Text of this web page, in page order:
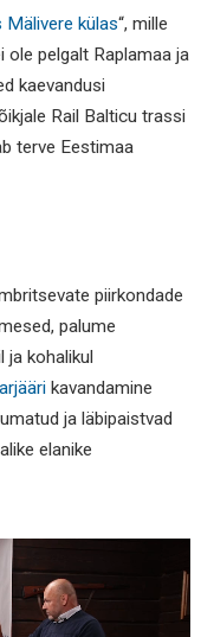
Mälivere külas“, mille
pelgalt Raplamaa ja
kaevandusi
Rail Balticu trassi
terve Eestimaa
piirkondade
palume
kohalikul
kavandamine
ja läbipaistvad
elanike